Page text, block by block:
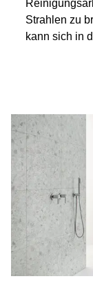
Strahlen zu
kann sich in